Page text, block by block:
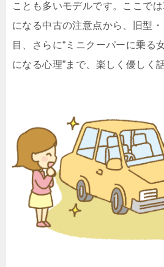
ことも多いモデルです。ここで
になる中古の注意点から、旧型
目、さらに“ミニクーパーに乗る
になる心理”まで、楽しく優しく